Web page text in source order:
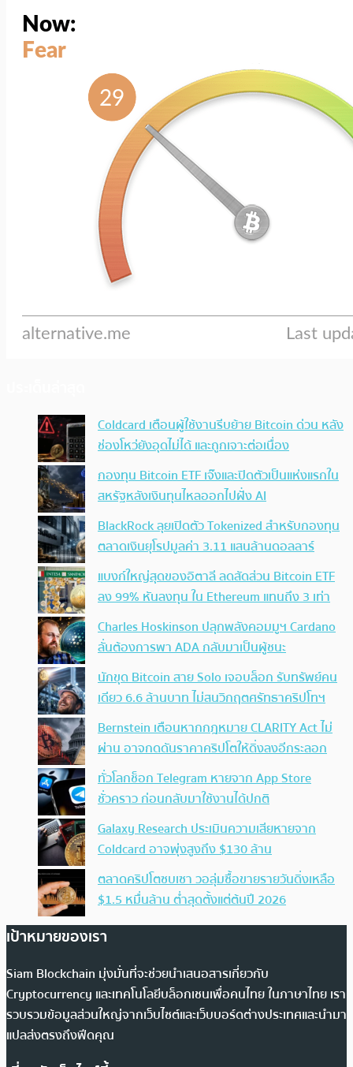
Coldcard เตือนผู้ใช้งานรีบย้าย Bitcoin ด่วน หลัง
ช่องโหว่ยังอุดไม่ได้ และถูกเจาะต่อเนื่อง
กองทุน Bitcoin ETF เจ๊งและปิดตัวเป็นแห่งแรกใน
สหรัฐหลังเงินทุนไหลออกไปฝั่ง AI
BlackRock ลุยเปิดตัว Tokenized สำหรับกองทุน
ตลาดเงินยุโรปมูลค่า 3.11 แสนล้านดอลลาร์
แบงก์ใหญ่สุดของอิตาลี ลดสัดส่วน Bitcoin ETF
ลง 99% หันลงทุน ใน Ethereum แทนถึง 3 เท่า
Charles Hoskinson ปลุกพลังคอมมูฯ Cardano
ลั่นต้องการพา ADA กลับมาเป็นผู้ชนะ
นักขุด Bitcoin สาย Solo เจอบล็อก รับทรัพย์คน
เดียว 6.6 ล้านบาท ไม่สนวิกฤตศรัทธาคริปโทฯ
Bernstein เตือนหากกฎหมาย CLARITY Act ไม่
ผ่าน อาจกดดันราคาคริปโตให้ดิ่งลงอีกระลอก
ทั่วโลกช็อก Telegram หายจาก App Store
ชั่วคราว ก่อนกลับมาใช้งานได้ปกติ
Galaxy Research ประเมินความเสียหายจาก
Coldcard อาจพุ่งสูงถึง $130 ล้าน
ตลาดคริปโตซบเซา วอลุ่มซื้อขายรายวันดิ่งเหลือ
$1.5 หมื่นล้าน ต่ำสุดตั้งแต่ต้นปี 2026
เป้าหมายของเรา
Siam Blockchain มุ่งมั่นที่จะช่วยนำเสนอสารเกี่ยวกับ
Cryptocurrency และเทคโนโลยีบล็อกเชนเพื่อคนไทย ในภาษาไทย เรา
รวบรวมข้อมูลส่วนใหญ่จากเว็บไซต์และเว็บบอร์ดต่างประเทศและนำมา
แปลส่งตรงถึงฟีดคุณ